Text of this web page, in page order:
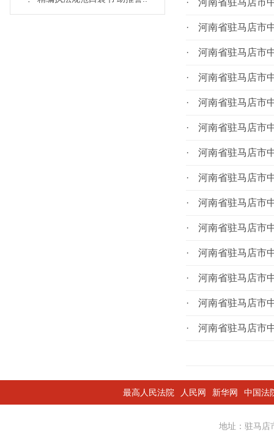
· 河南省驻马店市
· 河南省驻马店市
· 河南省驻马店市
· 河南省驻马店市
· 河南省驻马店市
· 河南省驻马店市
· 河南省驻马店市
· 河南省驻马店市
· 河南省驻马店市
· 河南省驻马店市
· 河南省驻马店市
· 河南省驻马店市
· 河南省驻马店市
· 河南省驻马店市
最高人民法院 人民网 新华网 中国法
地址：驻马